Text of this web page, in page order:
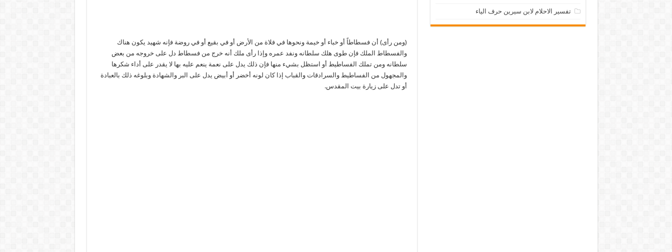
(ومن رأى) أن فسطاطاً أو خباء أو خيمة ونحوها في فلاة من الأرض أو في بقيع أو في روضة فإنه شهيد يكون هناك
والفسطاط الملك فإن طوى هلك سلطانه ونفد عمره وإذا رأى ملك أنه خرج من فسطاط دل على خروجه من بعض
سلطانه ومن تملك الفساطيط أو استظل بشيء منها فإن ذلك يدل على نعمة ينعم عليه بها لا يقدر على أداء شكرها
والمجهول من الفساطيط والسرادقات والقباب إذا كان لونه أخضر أو أبيض يدل على البر والشهادة وبلوغه ذلك بالعبادة
أو تدل على زيارة بيت المقدس.
تفسير الاحلام لابن سيرين حرف الياء